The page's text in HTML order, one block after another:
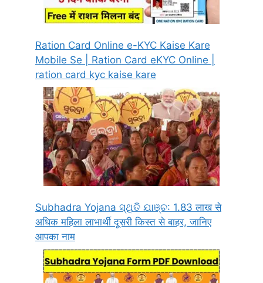
Ration Card Online e-KYC Kaise Kare
Mobile Se | Ration Card eKYC Online |
ration card kyc kaise kare
Subhadra Yojana ସ୍ଥିତି ଯାଞ୍ଚ: 1.83 लाख से
अधिक महिला लाभार्थी दूसरी किस्त से बाहर, जानिए
आपका नाम